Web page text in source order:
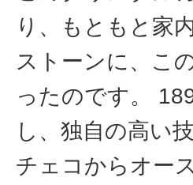
り、もともと家
ストーンに、こ
ったのです。
し、独自の高い
チェコからオー